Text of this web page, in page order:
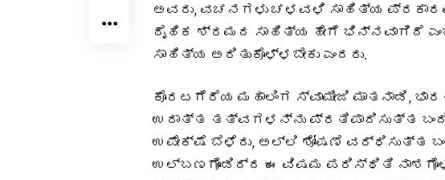
ಅವರು, ವಚನಗಳು ಚಳವಳಿ ಸಾಹಿತ್ಯ
ದೈಹಿಕ ಶ್ರಮದ ಸಾಹಿತ್ಯ ಹೇಗೆ ಭಿನ್ನವಾಗಿದೆ
ಸಾಹಿತ್ಯ ಅರಿತುಕೊಳ್ಳಬೇಕು ಎಂದರು.
ಕೊರಟಗೆರೆಯ ಮಹಾಲಿಂಗ ಸ್ವಾಮೀಜಿ ಮಾತನಾಡಿ,
ಉದಾತ್ತ ತತ್ವಗಳನ್ನು ಪ್ರತಿಪಾದಿಸುತ್ತ
ಉಪೇಕ್ಷೆ ಬೆಳೆದು, ಅಲ್ಲಿ ಶೋಷಣೆ ವರ್ಧಿಸುತ್ತ
ಉಲ್ಬಣಗೊಂಡಿದ್ದ ಈ ವಿಷಮ ಪರಿಸ್ಥಿತಿ